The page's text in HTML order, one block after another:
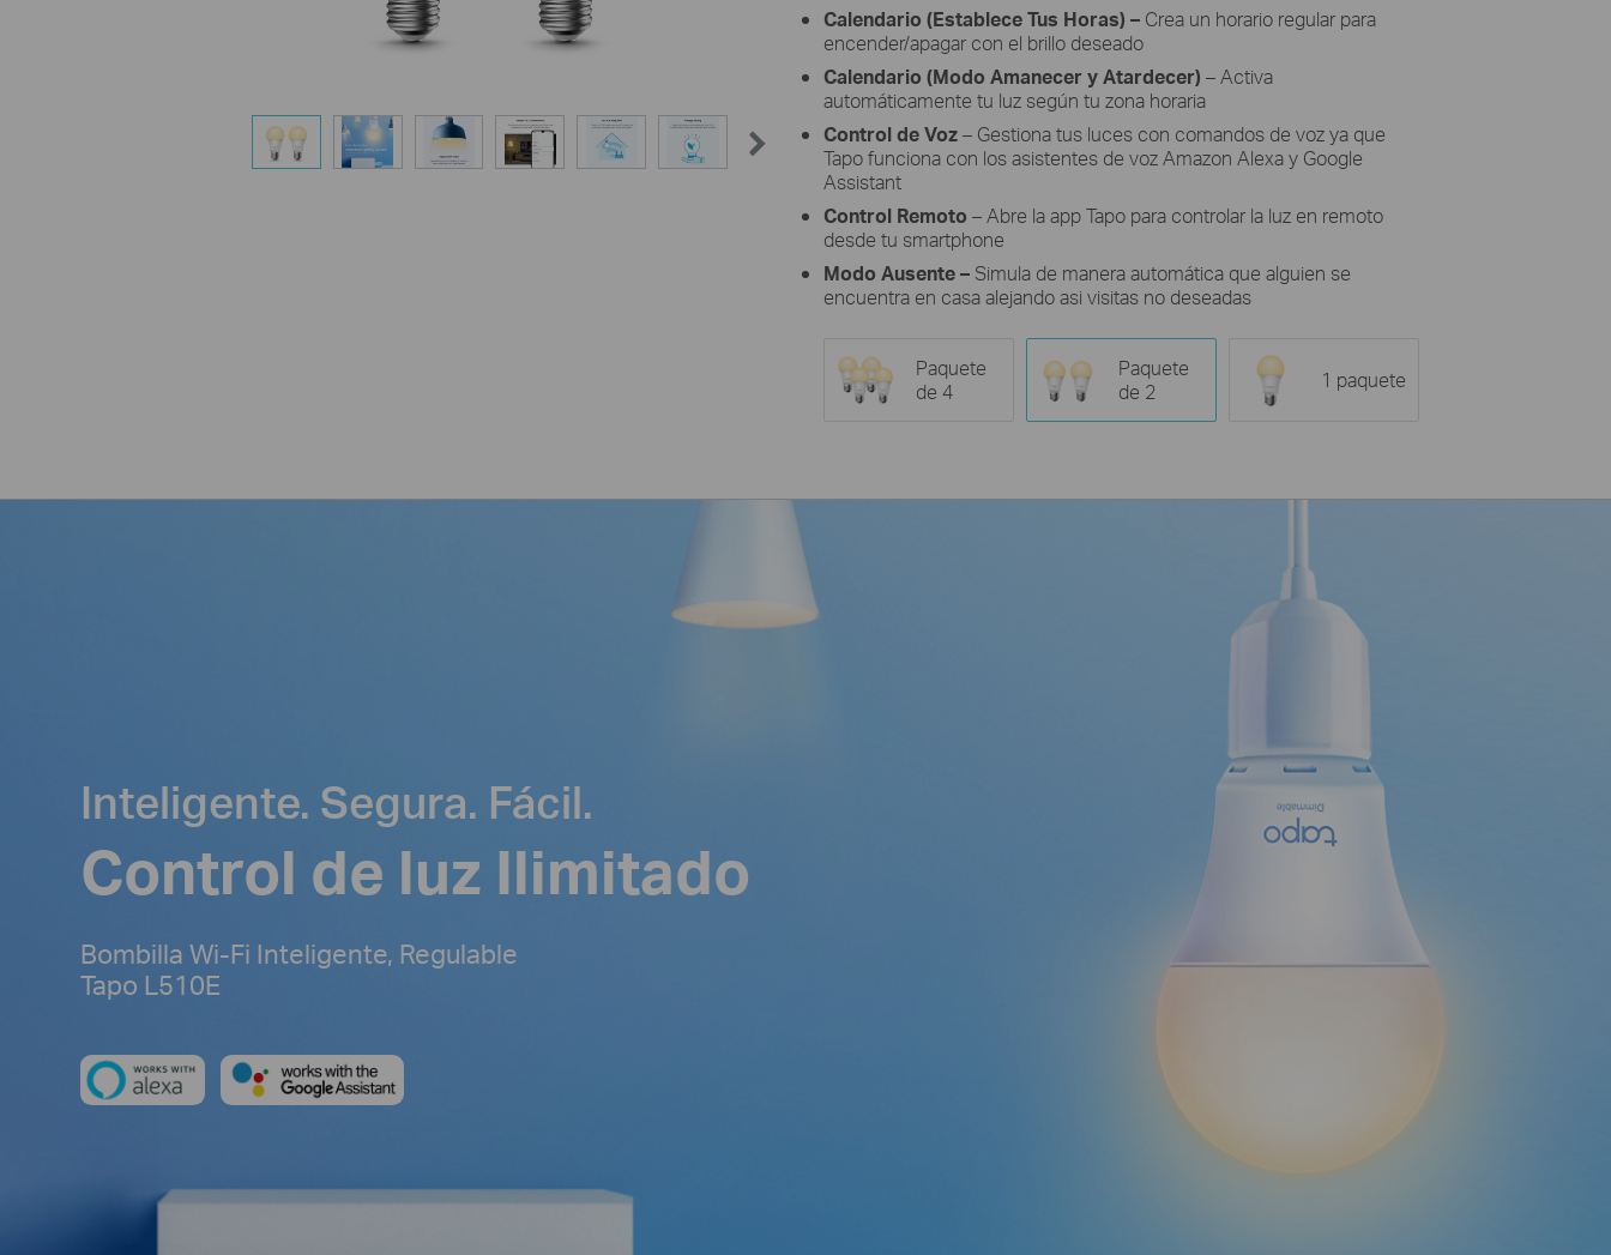
Calendario (Establece Tus Horas) – Crea un horario regular para
encender/apagar con el brillo deseado
Calendario (Modo Amanecer y Atardecer) – Activa
automáticamente tu luz según tu zona horaria
Control de Voz– Gestiona tus luces con comandos de voz ya que
Tapo funciona con los asistentes de voz Amazon Alexa y Google
Assistant
Control Remoto – Abre la app Tapo para controlar la luz en remoto
desde tu smartphone
Modo Ausente– Simula de manera automática que alguien se
encuentra en casa alejando asi visitas no deseadas
Paquete
de 4
Paquete
de 2
1 paquete
Inteligente. Segura. Fácil.
Control de luz Ilimitado
Bombilla Wi-Fi Inteligente, Regulable
Tapo L510E